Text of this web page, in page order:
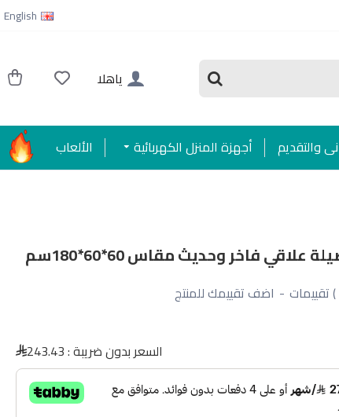
English
ياهلا
والتقديم أجهزة المنزل الكهربائية
الألعاب
علاقي فاخر وحديث مقاس 60*60*180سم
- اضف تقييمك للمنتج
السعر بدون ضريبة :243.43